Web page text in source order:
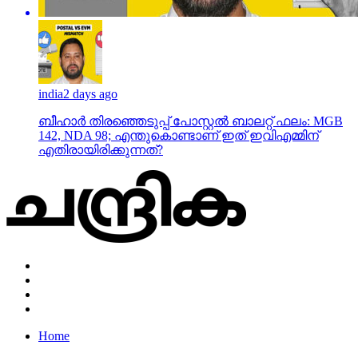
india2 days ago
ബീഹാർ തിരഞ്ഞെടുപ്പ് പോസ്റ്റൽ ബാലറ്റ് ഫലം: MGB
142, NDA 98; എന്തുകൊണ്ടാണ് ഇത് ഇവിഎമ്മിന്
എതിരായിരിക്കുന്നത്?
Home